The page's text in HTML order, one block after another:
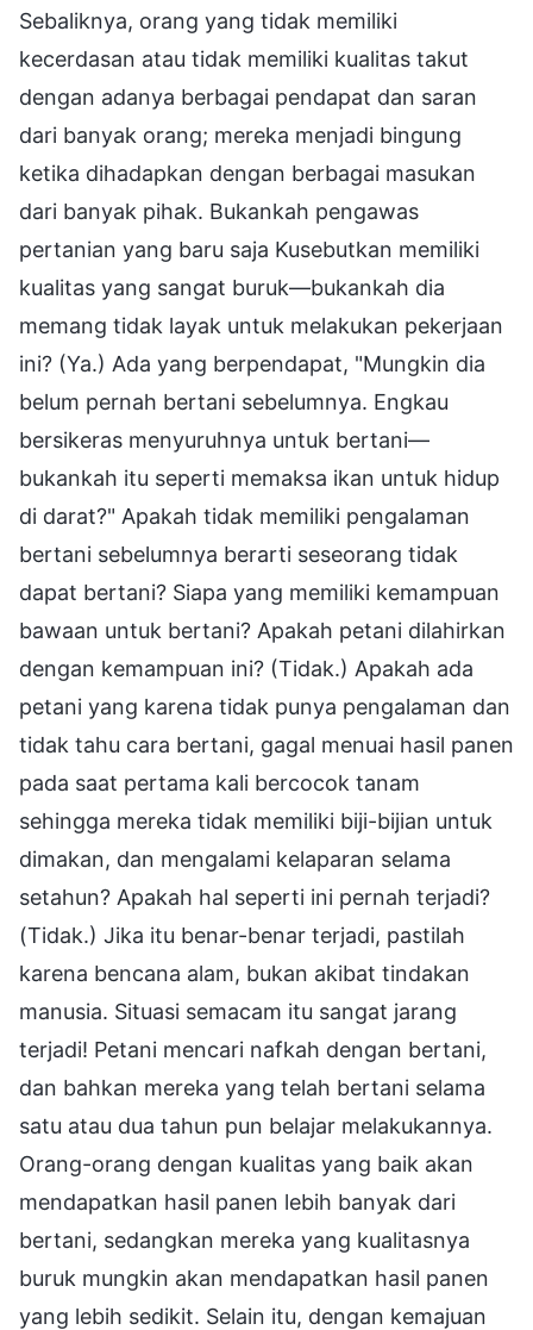
Sebaliknya, orang yang tidak memiliki
kecerdasan atau tidak memiliki kualitas takut
dengan adanya berbagai pendapat dan saran
dari banyak orang; mereka menjadi bingung
ketika dihadapkan dengan berbagai masukan
dari banyak pihak. Bukankah pengawas
pertanian yang baru saja Kusebutkan memiliki
kualitas yang sangat buruk—bukankah dia
memang tidak layak untuk melakukan pekerjaan
ini? (Ya.) Ada yang berpendapat, "Mungkin dia
belum pernah bertani sebelumnya. Engkau
bersikeras menyuruhnya untuk bertani—
bukankah itu seperti memaksa ikan untuk hidup
di darat?" Apakah tidak memiliki pengalaman
bertani sebelumnya berarti seseorang tidak
dapat bertani? Siapa yang memiliki kemampuan
bawaan untuk bertani? Apakah petani dilahirkan
dengan kemampuan ini? (Tidak.) Apakah ada
petani yang karena tidak punya pengalaman dan
tidak tahu cara bertani, gagal menuai hasil panen
pada saat pertama kali bercocok tanam
sehingga mereka tidak memiliki biji-bijian untuk
dimakan, dan mengalami kelaparan selama
setahun? Apakah hal seperti ini pernah terjadi?
(Tidak.) Jika itu benar-benar terjadi, pastilah
karena bencana alam, bukan akibat tindakan
manusia. Situasi semacam itu sangat jarang
terjadi! Petani mencari nafkah dengan bertani,
dan bahkan mereka yang telah bertani selama
satu atau dua tahun pun belajar melakukannya.
Orang-orang dengan kualitas yang baik akan
mendapatkan hasil panen lebih banyak dari
bertani, sedangkan mereka yang kualitasnya
buruk mungkin akan mendapatkan hasil panen
yang lebih sedikit. Selain itu, dengan kemajuan